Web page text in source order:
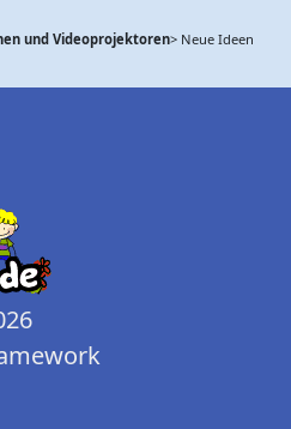
und Videoprojektoren> Neue Ideen